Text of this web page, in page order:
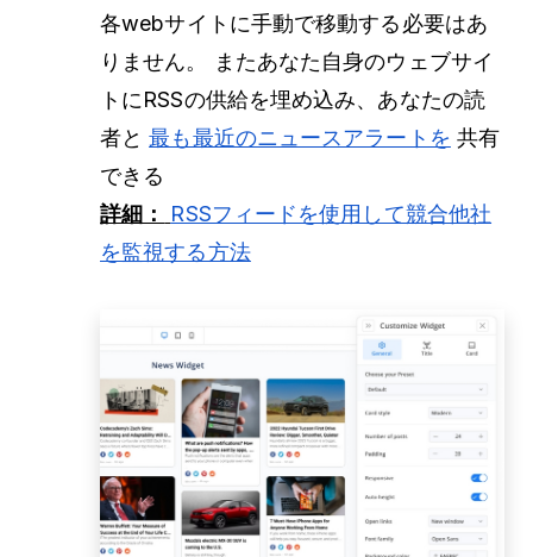
各webサイトに手動で移動する必要はあ
りません。 またあなた自身のウェブサイ
トにRSSの供給を埋め込み、あなたの読
者と最も最近のニュースアラートを 共有
できる
詳細：
RSSフィードを使用して競合他社
を監視する方法